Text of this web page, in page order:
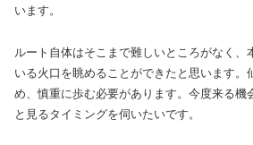
います。
ルート自体はそこまで難しいところがなく、
いる火口を眺めることができたと思います。
め、慎重に歩む必要があります。今度来る機
と見るタイミングを伺いたいです。